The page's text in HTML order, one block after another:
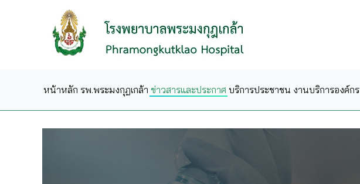
Skip to main content
หน้าหลัก รพ.พระมงกุฎเกล้า ข่าวสารและประกาศ บริการประชาชน งานบริการองค์กร